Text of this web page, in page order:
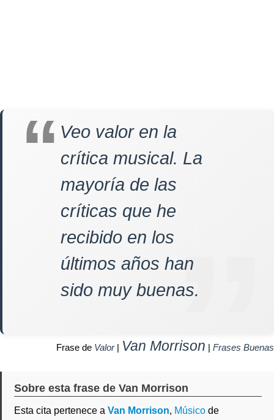
Veo valor en la
crítica musical. La
mayoría de las
críticas que he
recibido en los
últimos años han
sido muy buenas.
Frase de Valor| Van Morrison | Frases Buenas
Sobre esta frase de Van Morrison
Esta cita pertenece a Van Morrison, Músico de